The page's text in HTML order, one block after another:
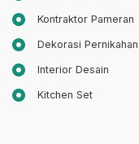
Kontraktor Pameran
Dekorasi Pernikahan
Interior Desain
Kitchen Set